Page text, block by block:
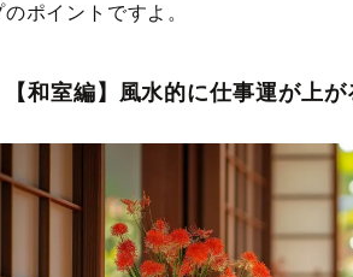
のポイントですよ。
【和室編】風水的に仕事運が上